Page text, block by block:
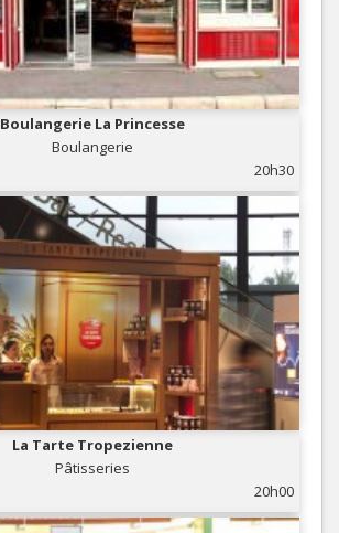
Boulangerie La Princesse
Boulangerie
20h30
La Tarte Tropezienne
Pâtisseries
20h00